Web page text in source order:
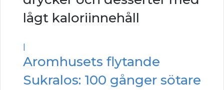
lågt kaloriinnehåll
|
Aromhusets flytande
Sukralos: 100 gånger sötare